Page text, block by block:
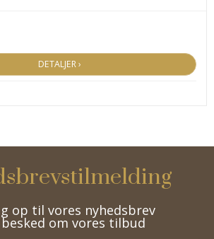
DETALJER ›
op til vores nyhedsbrev
om vores tilbud